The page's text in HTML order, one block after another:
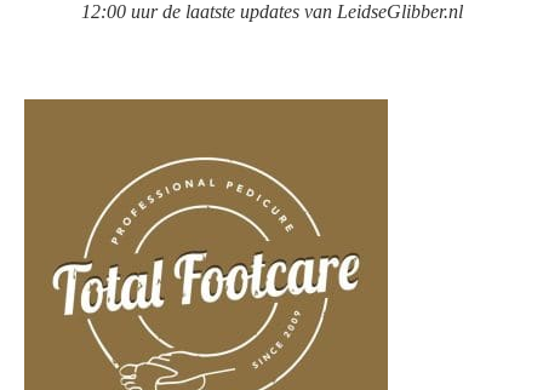
12:00 uur de laatste updates van LeidseGlibber.nl